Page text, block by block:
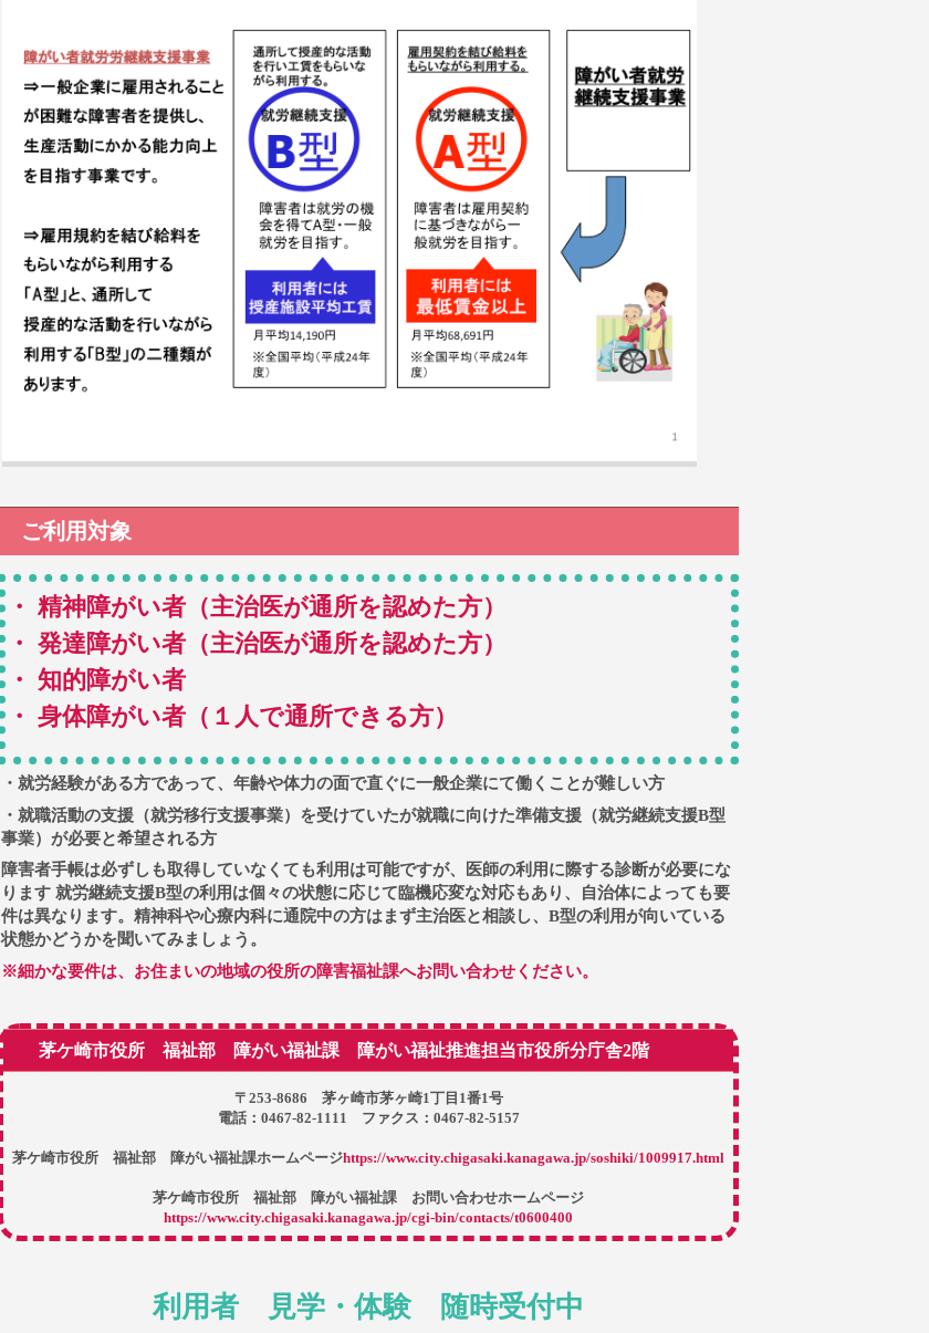
ご利用対象
・ 精神障がい者（主治医が通所を認めた方）
・ 発達障がい者（主治医が通所を認めた方）
・ 知的障がい者
・ 身体障がい者（１人で通所できる方）
・就労経験がある方であって、年齢や体力の面で直ぐに一般企業にて働くことが難しい方
・就職活動の支援（就労移行支援事業）を受けていたが就職に向けた準備支援（就労継続支援B型
事業）が必要と希望される方
障害者手帳は必ずしも取得していなくても利用は可能ですが、医師の利用に際する診断が必要にな
ります 就労継続支援B型の利用は個々の状態に応じて臨機応変な対応もあり、自治体によっても要
件は異なります。精神科や心療内科に通院中の方はまず主治医と相談し、B型の利用が向いている
状態かどうかを聞いてみましょう。
※細かな要件は、お住まいの地域の役所の障害福祉課へお問い合わせください。
茅ケ崎市役所 福祉部 障がい福祉課 障がい福祉推進担当市役所分庁舎2階
〒253-8686 茅ヶ崎市茅ヶ崎1丁目1番1号
電話：0467-82-1111 ファクス：0467-82-5157
茅ケ崎市役所 福祉部 障がい福祉課ホームページhttps://www.city.chigasaki.kanagawa.jp/soshiki/1009917.html
茅ケ崎市役所 福祉部 障がい福祉課 お問い合わせホームページ
https://www.city.chigasaki.kanagawa.jp/cgi-bin/contacts/t0600400
利用者 見学・体験 随時受付中